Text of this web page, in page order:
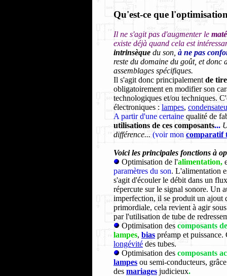
Qu'est-ce que
Il ne s'agit pas d'augmenter le
existe déjà quand cela est
intrinsèque du son, à ne pas
reste du domaine du goût, et donc
assemblages spécifiques.
Il s'agit donc principalement de
obligatoirement en modifier son
technologiques et/ou techniques.
électroniques : lampes,
A partir d'une certaine qualité de
utilisations de ces composants...
différence... (voir mon comparatif
Voici les principales fonctions à
Optimisation de l'alimentation,
paramètres du son. L'alimentation
s'agit d'écouler le débit dans un
répercute sur le signal sonore. Un
imperfection, il se produit un ajout
primordiale, cela revient à agir
par l'utilisation de tube de
Optimisation des composants
lampes, bias préamp et
longévité des tubes.
Optimisation des composants
lampes ou semi-conducteurs,
des mariages judicieux.